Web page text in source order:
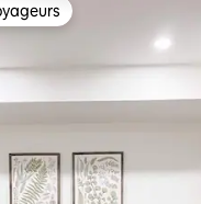
parmi les plus aimés